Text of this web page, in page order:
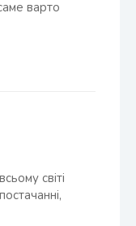
варто
світі